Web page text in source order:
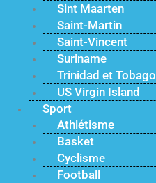
Sint Maarten
Saint-Martin
Saint-Vincent
Suriname
Trinidad et Tobago
US Virgin Island
Sport
Athlétisme
Basket
Cyclisme
Football